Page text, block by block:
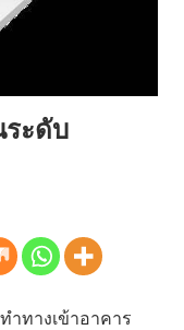
ระดับ
ทางเข้าอาคาร